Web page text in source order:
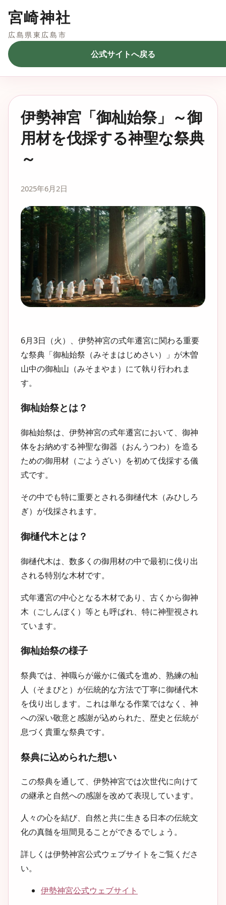
宮崎神社
広島県東広島市
公式サイトへ戻る
伊勢神宮「御杣始祭」～御
用材を伐採する神聖な祭典
～
2025年6月2日
6月3日（火）、伊勢神宮の式年遷宮に関わる重要
な祭典「御杣始祭（みそまはじめさい）」が木曽
山中の御杣山（みそまやま）にて執り行われま
す。
御杣始祭とは？
御杣始祭は、伊勢神宮の式年遷宮において、御神
体をお納めする神聖な御器（おんうつわ）を造る
ための御用材（ごようざい）を初めて伐採する儀
式です。
その中でも特に重要とされる御樋代木（みひしろ
ぎ）が伐採されます。
御樋代木とは？
御樋代木は、数多くの御用材の中で最初に伐り出
される特別な木材です。
式年遷宮の中心となる木材であり、古くから御神
木（ごしんぼく）等とも呼ばれ、特に神聖視され
ています。
御杣始祭の様子
祭典では、神職らが厳かに儀式を進め、熟練の杣
人（そまびと）が伝統的な方法で丁寧に御樋代木
を伐り出します。これは単なる作業ではなく、神
への深い敬意と感謝が込められた、歴史と伝統が
息づく貴重な祭典です。
祭典に込められた想い
この祭典を通して、伊勢神宮では次世代に向けて
の継承と自然への感謝を改めて表現しています。
人々の心を結び、自然と共に生きる日本の伝統文
化の真髄を垣間見ることができるでしょう。
詳しくは伊勢神宮公式ウェブサイトをご覧くださ
い。
伊勢神宮公式ウェブサイト